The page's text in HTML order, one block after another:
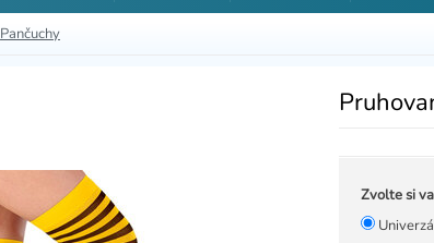
Pančuchy
Zvolte si